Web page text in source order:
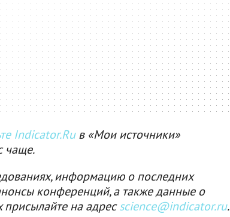
Indicator.Ruв «Мои источники»
чаще.
информацию о последних
конференций, а также данные о
присылайте на адресscience@indicator.ru.